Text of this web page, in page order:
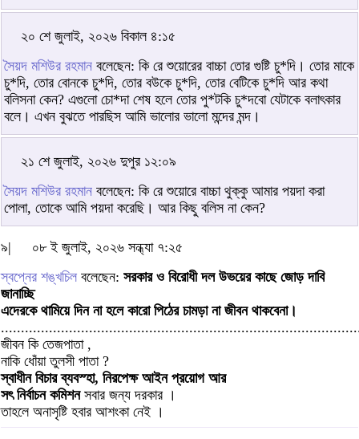
২০ শে জুলাই, ২০২৬ বিকাল ৪:১৫
সৈয়দ মশিউর রহমান বলেছেন: কি রে শুয়োরের বাচ্চা তোর গুষ্টি চু*দি। তোর মাকে
চু*দি, তোর বোনকে চু*দি, তোর বউকে চু*দি, তোর বেটিকে চু*দি আর কথা
বলিসনা কেন? এগুলো চো*দা শেষ হলে তোর পু*টকি চু*দবো যেটাকে বলাৎকার
বলে। এখন বুঝতে পারছিস আমি ভালোর ভালো মন্দের মন্দ।
২১ শে জুলাই, ২০২৬ দুপুর ১২:০৯
সৈয়দ মশিউর রহমান বলেছেন: কি রে শুয়োরে বাচ্চা থুক্কু আমার পয়দা করা
পোলা, তোকে আমি পয়দা করেছি। আর কিছু বলিস না কেন?
৯|
০৮ ই জুলাই, ২০২৬ সন্ধ্যা ৭:২৫
স্বপ্নের শঙ্খচিল বলেছেন: সরকার ও বিরোধী দল উভয়ের কাছে জোড় দাবি
জানাচ্ছি
এদেরকে থামিয়ে দিন না হলে কারো পিঠের চামড়া না জীবন থাকবেনা।
জীবন কি তেজপাতা ,
নাকি ধোঁয়া তুলসী পাতা ?
স্বাধীন বিচার ব্যবস্হা, নিরপেক্ষ আইন প্রয়োগ আর
সৎ নির্বাচন কমিশন সবার জন্য দরকার ।
তাহলে অনাসৃষ্টি হবার আশংকা নেই ।